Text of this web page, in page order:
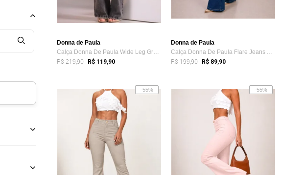
Donna de Paula
Calça Donna De Paula Wide Leg Grafite Co...
R$ 219,90 R$ 119,90
Donna de Paula
Calça Donna De Paula Flare Jeans Azul Co...
R$ 199,90 R$ 89,90
-55% -55%